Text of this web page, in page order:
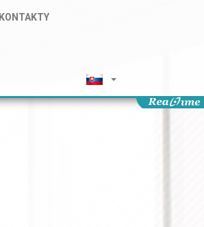
KONTAKTY